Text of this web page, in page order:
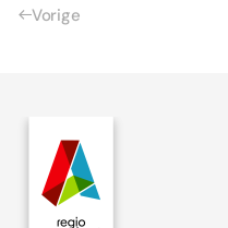
Vorige